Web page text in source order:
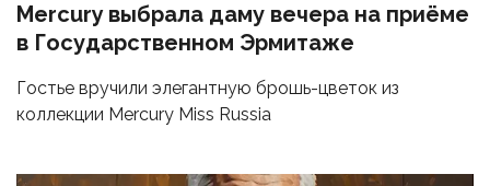
Mercury выбрала даму вечера на приёме
в Государственном Эрмитаже
Гостье вручили элегантную брошь-цветок из
коллекции Mercury Miss Russia